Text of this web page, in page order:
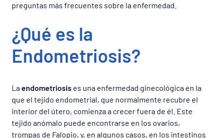
preguntas más frecuentes sobre la enfermedad.
¿Qué es la
Endometriosis?
Laendometriosis es una enfermedad ginecológica en la
que el tejido endometrial, que normalmente recubre el
interior del útero, comienza a crecer fuera de él. Este
tejido anómalo puede encontrarse en los ovarios,
trompas de Falopio, y, en algunos casos, en los intestinos